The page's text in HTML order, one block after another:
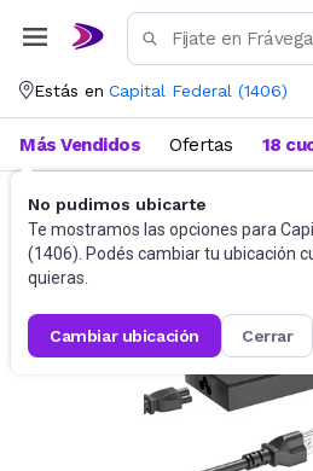
Estás en Capital Federal (1406)
No pudimos ubicarte
Te mostramos las opciones para
(1406). Podés cambiar tu ubicación
quieras.
cambiar ubicación cerrar
Más Vendidos Ofertas 18
Accesorios de Informática